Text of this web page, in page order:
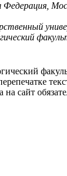
Федерация,
сайт